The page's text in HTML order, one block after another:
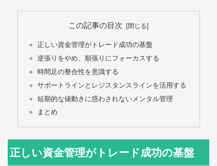
この記事の目次
正しい資金管理がトレード成功の基盤
逆張りをやめ、順張りにフォーカスする
時間足の整合性を意識する
サポートラインとレジスタンスラインを活用する
短期的な値動きに惑わされないメンタル管理
まとめ
正しい資金管理がトレード成功の基盤